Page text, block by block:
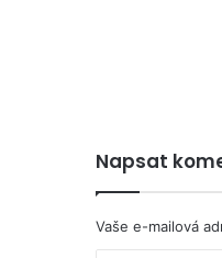
Napsat
Vaše e-mailová